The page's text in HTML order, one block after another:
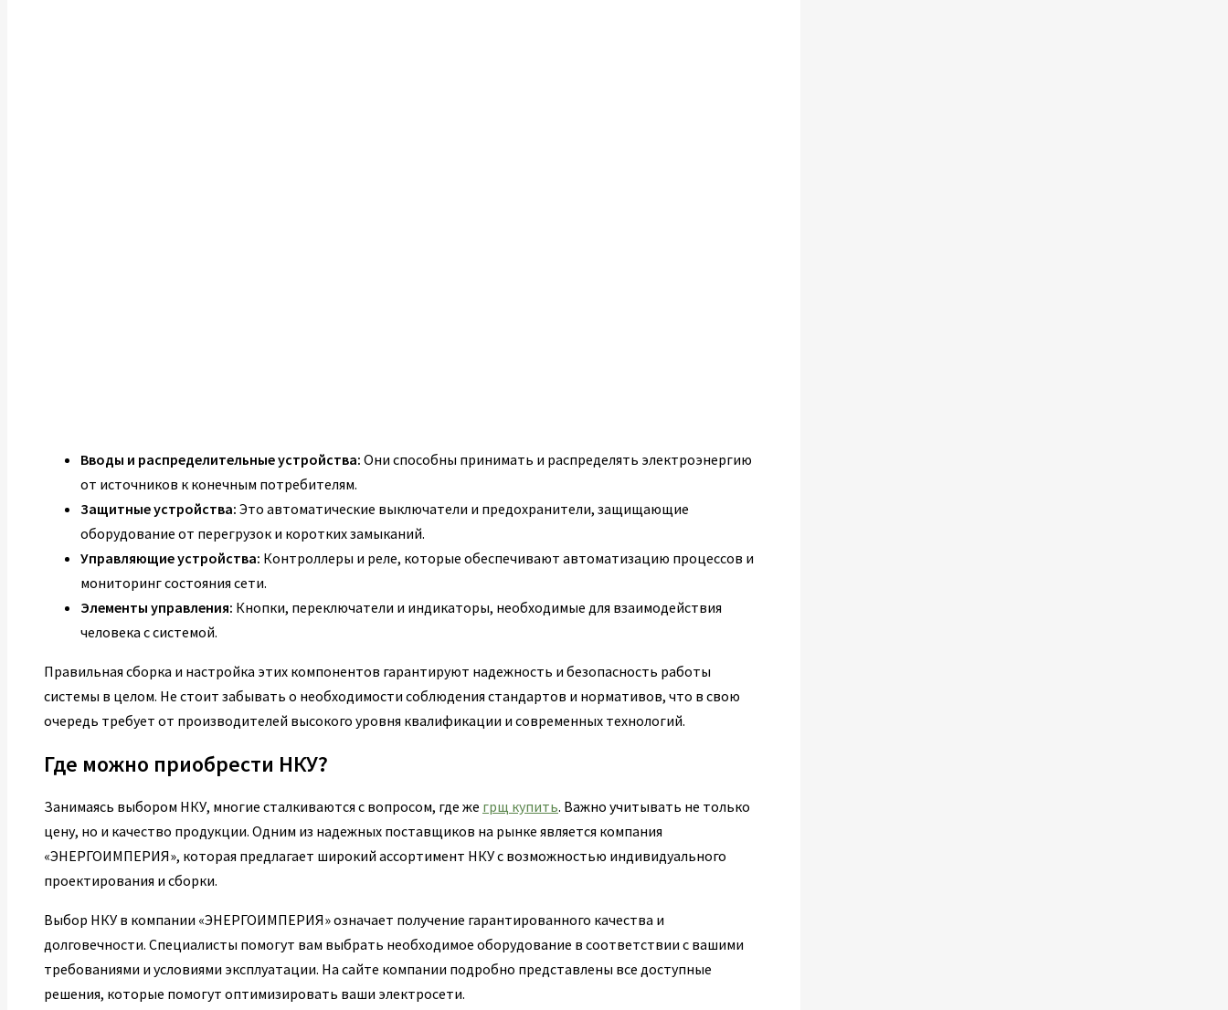
Вводы и распределительные устройства: Они способны принимать и распределять электроэнергию
от источников к конечным потребителям.
Защитные устройства: Это автоматические выключатели и предохранители, защищающие
оборудование от перегрузок и коротких замыканий.
Управляющие устройства: Контроллеры и реле, которые обеспечивают автоматизацию процессов и
мониторинг состояния сети.
Элементы управления: Кнопки, переключатели и индикаторы, необходимые для взаимодействия
человека с системой.
Правильная сборка и настройка этих компонентов гарантируют надежность и безопасность работы
системы в целом. Не стоит забывать о необходимости соблюдения стандартов и нормативов, что в свою
очередь требует от производителей высокого уровня квалификации и современных технологий.
Где можно приобрести НКУ?
Занимаясь выбором НКУ, многие сталкиваются с вопросом, где же грщ купить. Важно учитывать не только
цену, но и качество продукции. Одним из надежных поставщиков на рынке является компания
«ЭНЕРГОИМПЕРИЯ», которая предлагает широкий ассортимент НКУ с возможностью индивидуального
проектирования и сборки.
Выбор НКУ в компании «ЭНЕРГОИМПЕРИЯ» означает получение гарантированного качества и
долговечности. Специалисты помогут вам выбрать необходимое оборудование в соответствии с вашими
требованиями и условиями эксплуатации. На сайте компании подробно представлены все доступные
решения, которые помогут оптимизировать ваши электросети.